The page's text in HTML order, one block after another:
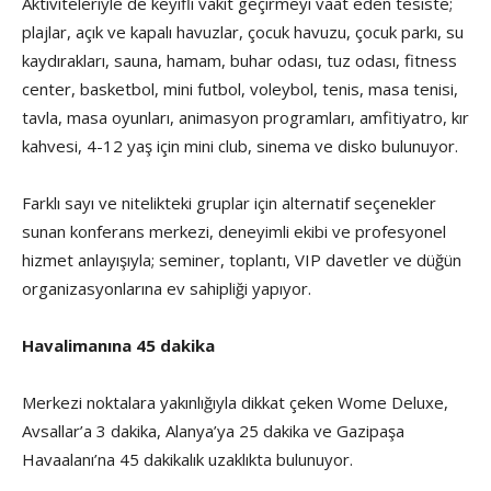
plajlar, açık ve kapalı havuzlar, çocuk havuzu, çocuk parkı, su
kaydırakları, sauna, hamam, buhar odası, tuz odası, fitness
center, basketbol, mini futbol, voleybol, tenis, masa tenisi,
tavla, masa oyunları, animasyon programları, amfitiyatro, kır
kahvesi, 4-12 yaş için mini club, sinema ve disko bulunuyor.
Farklı sayı ve nitelikteki gruplar için alternatif seçenekler
sunan konferans merkezi, deneyimli ekibi ve profesyonel
hizmet anlayışıyla; seminer, toplantı, VIP davetler ve düğün
organizasyonlarına ev sahipliği yapıyor.
Havalimanına 45 dakika
Merkezi noktalara yakınlığıyla dikkat çeken Wome Deluxe,
Avsallar’a 3 dakika, Alanya’ya 25 dakika ve Gazipaşa
Havaalanı’na 45 dakikalık uzaklıkta bulunuyor.